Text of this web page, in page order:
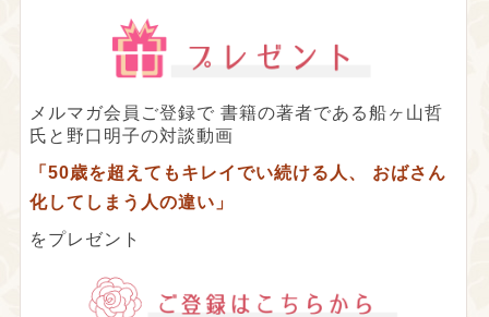
メルマガ会員ご登録で 書籍の著者である船ヶ山哲
氏と野口明子の対談動画
「50歳を超えてもキレイでい続ける人、
おばさん
化してしまう人の違い」
をプレゼント